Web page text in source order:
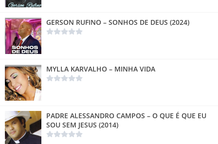
GERSON RUFINO – SONHOS DE DEUS (2024)
MYLLA KARVALHO – MINHA VIDA
PADRE ALESSANDRO CAMPOS – O QUE É QUE EU
SOU SEM JESUS (2014)